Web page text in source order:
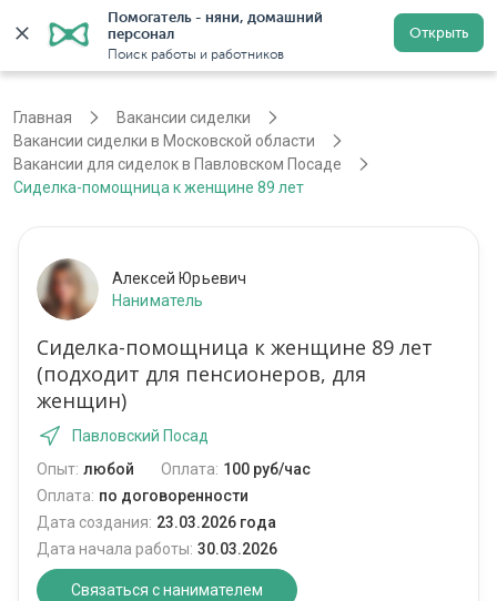
Помогатель - няни, домашний
персонал
Поиск работы и работников
Открыть
Регистрация
Главная
Вакансии сиделки
Вакансии сиделки в Московской области
Вакансии для сиделок в Павловском Посаде
Сиделка-помощница к женщине 89 лет
Алексей Юрьевич
Наниматель
Сиделка-помощница к женщине 89 лет
(подходит для пенсионеров, для
женщин)
Павловский Посад
Опыт: любой Оплата: 100 руб/час
Оплата: по договоренности
Дата создания: 23.03.2026 года
Дата начала работы: 30.03.2026
Связаться с нанимателем